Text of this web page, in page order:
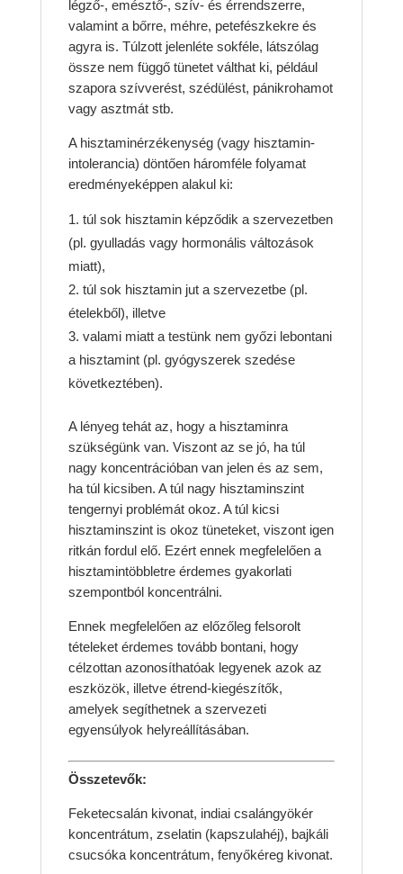
légző-, emésztő-, szív- és érrendszerre,
valamint a bőrre, méhre, petefészkekre és
agyra is. Túlzott jelenléte sokféle, látszólag
össze nem függő tünetet válthat ki, például
szapora szívverést, szédülést, pánikrohamot
vagy asztmát stb.
A hisztaminérzékenység (vagy hisztamin-
intolerancia) döntően háromféle folyamat
eredményeképpen alakul ki:
túl sok hisztamin képződik a szervezetben
(pl. gyulladás vagy hormonális változások
miatt),
túl sok hisztamin jut a szervezetbe (pl.
ételekből), illetve
valami miatt a testünk nem győzi lebontani
a hisztamint (pl. gyógyszerek szedése
következtében).
A lényeg tehát az, hogy a hisztaminra
szükségünk van. Viszont az se jó, ha túl
nagy koncentrációban van jelen és az sem,
ha túl kicsiben. A túl nagy hisztaminszint
tengernyi problémát okoz. A túl kicsi
hisztaminszint is okoz tüneteket, viszont igen
ritkán fordul elő. Ezért ennek megfelelően a
hisztamintöbbletre érdemes gyakorlati
szempontból koncentrálni.
Ennek megfelelően az előzőleg felsorolt
tételeket érdemes tovább bontani, hogy
célzottan azonosíthatóak legyenek azok az
eszközök, illetve étrend-kiegészítők,
amelyek segíthetnek a szervezeti
egyensúlyok helyreállításában.
Összetevők:
Feketecsalán kivonat, indiai csalángyökér
koncentrátum, zselatin (kapszulahéj), bajkáli
csucsóka koncentrátum, fenyőkéreg kivonat.